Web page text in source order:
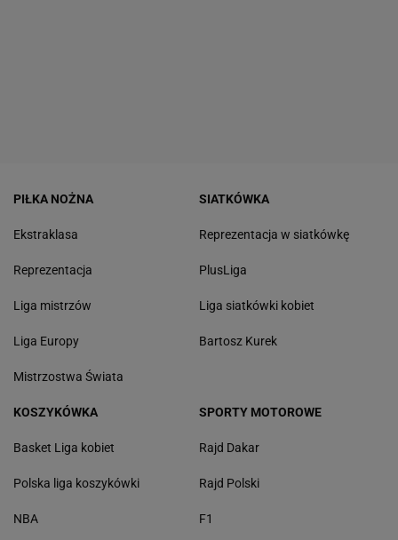
PIŁKA NOŻNA
Ekstraklasa
Reprezentacja
Liga mistrzów
Liga Europy
Mistrzostwa Świata
SIATKÓWKA
Reprezentacja w siatkówkę
PlusLiga
Liga siatkówki kobiet
Bartosz Kurek
KOSZYKÓWKA
Basket Liga kobiet
Polska liga koszykówki
NBA
SPORTY MOTOROWE
Rajd Dakar
Rajd Polski
F1